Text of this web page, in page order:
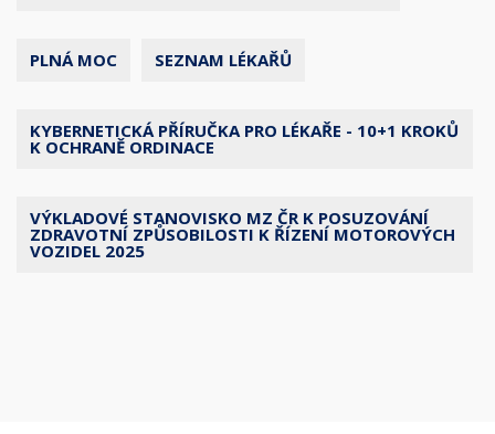
PLNÁ MOC SEZNAM LÉKAŘŮ
KYBERNETICKÁ PŘÍRUČKA PRO LÉKAŘE - 10+1 KROKŮ
K OCHRANĚ ORDINACE
VÝKLADOVÉ STANOVISKO MZ ČR K POSUZOVÁNÍ
ZDRAVOTNÍ ZPŮSOBILOSTI K ŘÍZENÍ MOTOROVÝCH
VOZIDEL 2025